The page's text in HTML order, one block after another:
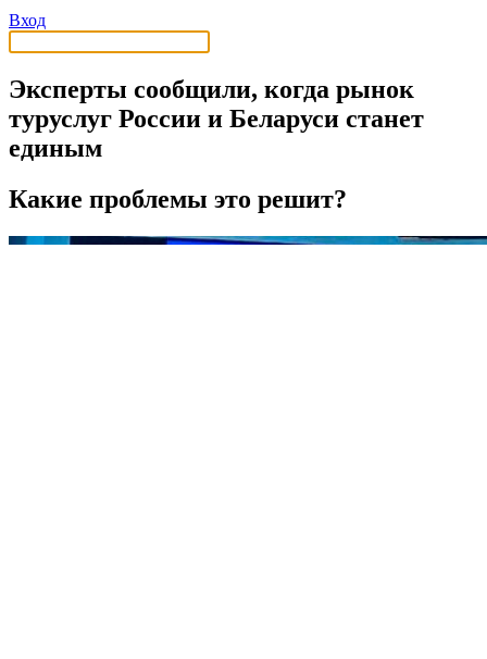
Вход
Эксперты сообщили, когда рынок
туруслуг России и Беларуси станет
единым
Какие проблемы это решит?